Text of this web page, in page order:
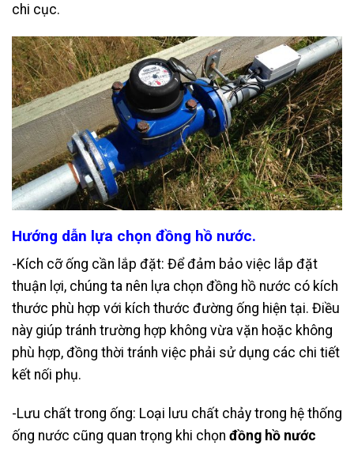
chi cục.
Hướng dẫn lựa chọn đồng hồ nước.
-Kích cỡ ống cần lắp đặt: Để đảm bảo việc lắp đặt
thuận lợi, chúng ta nên lựa chọn đồng hồ nước có kích
thước phù hợp với kích thước đường ống hiện tại. Điều
này giúp tránh trường hợp không vừa vặn hoặc không
phù hợp, đồng thời tránh việc phải sử dụng các chi tiết
kết nối phụ.
-Lưu chất trong ống: Loại lưu chất chảy trong hệ thống
ống nước cũng quan trọng khi chọn đồng hồ nước